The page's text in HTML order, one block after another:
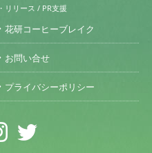
・リリース / PR支援
花研コーヒーブレイク
お問い合せ
プライバシーポリシー